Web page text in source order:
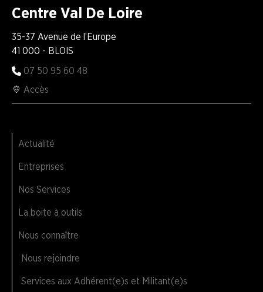
Centre Val De Loire
35-37 Avenue de l’Europe
41 000 - BLOIS
07 50 95 60 48
Accès
Actualité
Entreprises
Nos Services
La boite à outils
Nous connaître
Nous rejoindre
Services aux Adhérent(e)s et Militant(e)s